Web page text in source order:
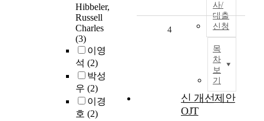
Hibbeler,
Russell
Charles
(3)
이영
석 (2)
박성
우 (2)
이경
호 (2)
사/
대출
신청
목
차
보
기
4
신 개선제안
OJT